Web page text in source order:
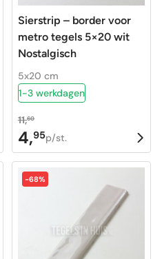
Sierstrip – border voor
metro tegels 5×20 wit
Nostalgisch
5x20 cm
1-3 werkdagen
11,60
Oorspronkelijke
prijs
was:
11,60.
4,95
Huidige
prijs
is:
4,95.
p/st.
-68%